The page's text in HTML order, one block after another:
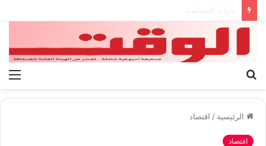
الرئيسية / اقتصاد
اقتصاد